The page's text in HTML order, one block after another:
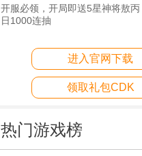
开服必领，开局即送5星神将敖
日1000连抽
进入官网下载
领取礼包CDK
热门游戏榜